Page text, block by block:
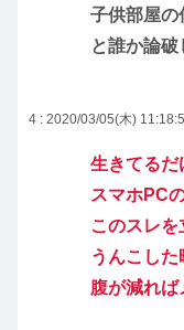
子供部屋の
と誰か論破
4 : 2020/03/05(木)
生きてるだ
スマホPC
このスレ
うんこし
腹が減れば